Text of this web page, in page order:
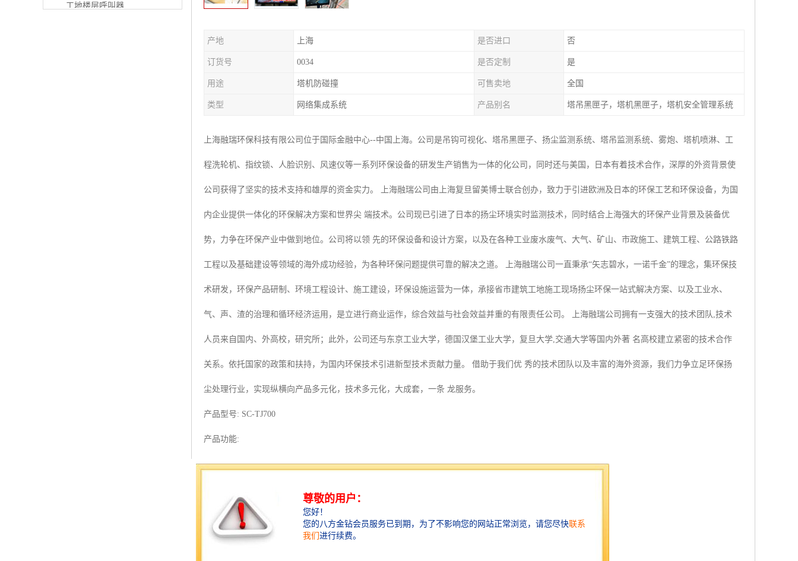
工地楼层呼叫器
产地 上海 是否进口 否
订货号 0034 是否定制 是
用途 塔机防碰撞 可售卖地 全国
类型 网络集成系统 产品别名 塔吊黑匣子，塔机黑匣子，塔机安全管理系统
上海融瑞环保科技有限公司位于国际金融中心--中国上海。公司是吊钩可视化、塔吊黑匣子、扬尘监测系统、塔吊监测系统、雾炮、塔机喷淋、工
程洗轮机、指纹锁、人脸识别、风速仪等一系列环保设备的研发生产销售为一体的化公司，同时还与美国，日本有着技术合作，深厚的外资背景使
公司获得了坚实的技术支持和雄厚的资金实力。 上海融瑞公司由上海复旦留美博士联合创办，致力于引进欧洲及日本的环保工艺和环保设备，为国
内企业提供一体化的环保解决方案和世界尖 端技术。公司现已引进了日本的扬尘环境实时监测技术，同时结合上海强大的环保产业背景及装备优
势，力争在环保产业中做到地位。公司将以领 先的环保设备和设计方案，以及在各种工业废水废气、大气、矿山、市政施工、建筑工程、公路铁路
工程以及基础建设等领域的海外成功经验，为各种环保问题提供可靠的解决之道。 上海融瑞公司一直秉承“矢志碧水，一诺千金”的理念，集环保技
术研发，环保产品研制、环境工程设计、施工建设，环保设施运营为一体，承接省市建筑工地施工现场扬尘环保一站式解决方案、以及工业水、
气、声、渣的治理和循环经济运用，是立进行商业运作，综合效益与社会效益并重的有限责任公司。 上海融瑞公司拥有一支强大的技术团队,技术
人员来自国内、外高校，研究所；此外，公司还与东京工业大学，德国汉堡工业大学，复旦大学,交通大学等国内外著 名高校建立紧密的技术合作
关系。依托国家的政策和扶持，为国内环保技术引进新型技术贡献力量。 借助于我们优 秀的技术团队以及丰富的海外资源，我们力争立足环保扬
尘处理行业，实现纵横向产品多元化，技术多元化，大成套，一条 龙服务。
产品型号: SC-TJ700
产品功能:
实时采集、记录并上传塔机吊钩高度、小车幅度、大臂方位、吊物重量、塔机倾角、环境风速、防碰
域碰撞、超重吊、塔机倾翻、塔机之间碰撞、非法驾驶等安全事故提前做出准确判断，并提示塔司或管理
人员，做好预防或采取紧急处理措施，避免事故的发生。通过对现场或网络平台数据的查看和分析，可以